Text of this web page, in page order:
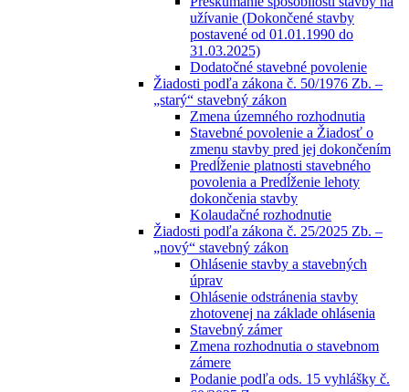
užívanie (Dokončené stavby
postavené od 01.01.1990 do
31.03.2025)
Dodatočné stavebné povolenie
Žiadosti podľa zákona č. 50/1976 Zb. –
„starý“ stavebný zákon
Zmena územného rozhodnutia
Stavebné povolenie a Žiadosť o
zmenu stavby pred jej dokončením
Predĺženie platnosti stavebného
povolenia a Predĺženie lehoty
dokončenia stavby
Kolaudačné rozhodnutie
Žiadosti podľa zákona č. 25/2025 Zb. –
„nový“ stavebný zákon
Ohlásenie stavby a stavebných
úprav
Ohlásenie odstránenia stavby
zhotovenej na základe ohlásenia
Stavebný zámer
Zmena rozhodnutia o stavebnom
zámere
Podanie podľa ods. 15 vyhlášky č.